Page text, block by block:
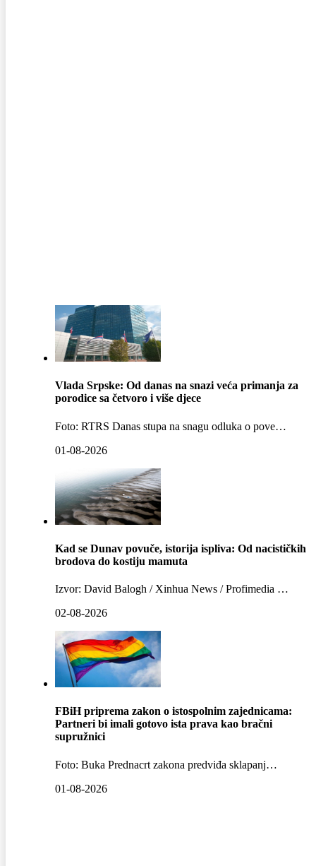
Vlada Srpske: Od danas na snazi veća primanja za
porodice sa četvoro i više djece
Foto: RTRS Danas stupa na snagu odluka o pove…
01-08-2026
Kad se Dunav povuče, istorija ispliva: Od nacističkih
brodova do kostiju mamuta
Izvor: David Balogh / Xinhua News / Profimedia …
02-08-2026
FBiH priprema zakon o istospolnim zajednicama:
Partneri bi imali gotovo ista prava kao bračni
supružnici
Foto: Buka Prednacrt zakona predviđa sklapanj…
01-08-2026